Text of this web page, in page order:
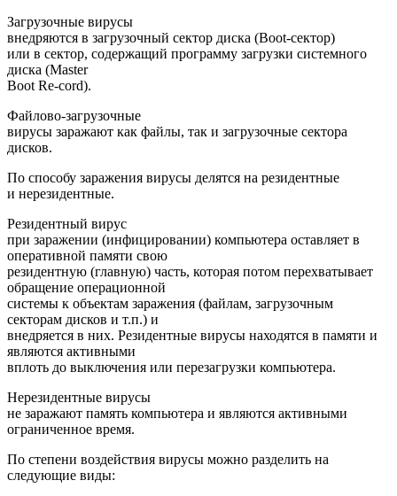
Загрузочные вирусы
внедряются в загрузочный сектор диска (Boot-сектор)
или в сектор, содержащий программу загрузки системного
диска (Master
Boot Re-cord).
Файлово-загрузочные
вирусы заражают как файлы, так и загрузочные сектора
дисков.
По способу заражения вирусы делятся на резидентные
и нерезидентные.
Резидентный вирус
при заражении (инфицировании) компьютера оставляет в
оперативной памяти свою
резидентную (главную) часть, которая потом перехватывает
обращение операционной
системы к объектам заражения (файлам, загрузочным
секторам дисков и т.п.) и
внедряется в них. Резидентные вирусы находятся в памяти и
являются активными
вплоть до выключения или перезагрузки компьютера.
Нерезидентные вирусы
не заражают память компьютера и являются активными
ограниченное время.
По степени воздействия вирусы можно разделить на
следующие виды: